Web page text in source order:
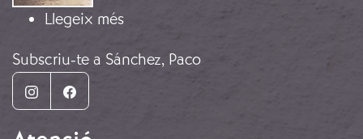
Llegeix méssobre L’enfonsament del Fernando
Subscriu-te a Sánchez, Paco
InstagramFacebook